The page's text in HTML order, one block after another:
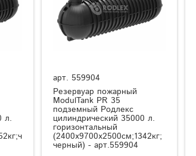
л.
арт. 559904
Резервуар пожарный
ModulTank PR 35
подземный Родлекс
цилиндрический 35000 л.
горизонтальный
(2400x9700x2500см;1342кг;
черный) - арт.559904